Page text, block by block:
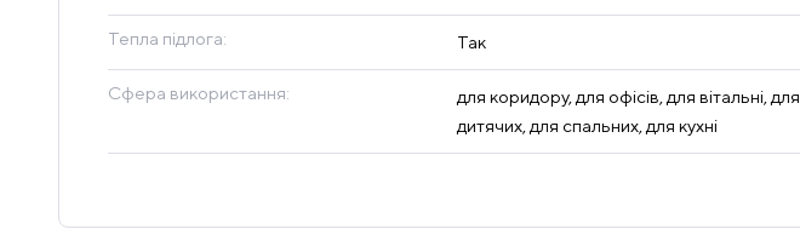
Тепла підлога: Так
Сфера використання:
для коридору, для офісів, для вітальні, для
дитячих, для спальних, для кухні